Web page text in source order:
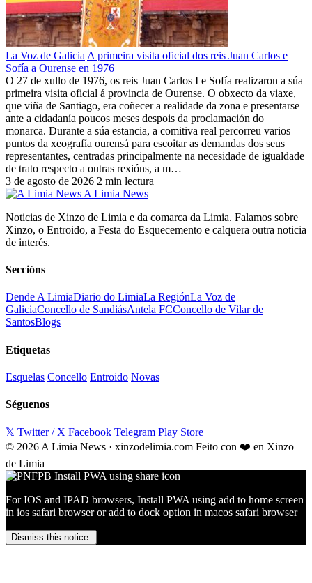
La Voz de Galicia A primeira visita oficial dos reis Juan Carlos e
Sofía a Ourense en 1976
O 27 de xullo de 1976, os reis Juan Carlos I e Sofía realizaron a súa
primeira visita oficial á provincia de Ourense. O obxecto da viaxe,
que viña de Santiago, era coñecer a realidade da zona e presentarse
ante a cidadanía poucos meses despois da proclamación do
monarca. Durante a súa estancia, a comitiva real percorreu varios
puntos da xeografía ourensá para escoitar as demandas dos seus
representantes, centradas principalmente na necesidade de igualdade
de trato respecto a outras rexións, a m…
3 de agosto de 2026 2 min lectura
A Limia News
Noticias de Xinzo de Limia e da comarca da Limia. Falamos sobre
Xinzo, o Entroido, a Festa do Esquecemento e calquera outra noticia
de interés.
Seccións
Dende A LimiaDiario do LimiaLa RegiónLa Voz de
GaliciaConcello de SandiásAntela FCConcello de Vilar de
SantosBlogs
Etiquetas
Esquelas Concello Entroido Novas
Séguenos
𝕏 Twitter / X Facebook Telegram Play Store
© 2026 A Limia News · xinzodelimia.com Feito con ❤️ en Xinzo
de Limia
For IOS and IPAD browsers, Install PWA using add to home screen
in ios safari browser or add to dock option in macos safari browser
Dismiss this notice.